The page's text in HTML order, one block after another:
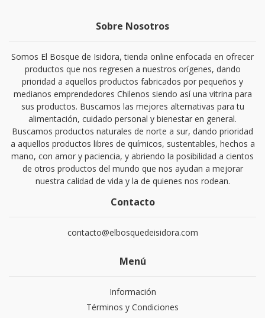
Sobre Nosotros
Somos El Bosque de Isidora, tienda online enfocada en ofrecer
productos que nos regresen a nuestros orígenes, dando
prioridad a aquellos productos fabricados por pequeños y
medianos emprendedores Chilenos siendo así una vitrina para
sus productos. Buscamos las mejores alternativas para tu
alimentación, cuidado personal y bienestar en general.
Buscamos productos naturales de norte a sur, dando prioridad
a aquellos productos libres de químicos, sustentables, hechos a
mano, con amor y paciencia, y abriendo la posibilidad a cientos
de otros productos del mundo que nos ayudan a mejorar
nuestra calidad de vida y la de quienes nos rodean.
Contacto
contacto@elbosquedeisidora.com
Menú
Información
Términos y Condiciones